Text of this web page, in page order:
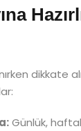
dikkate
Günlük,